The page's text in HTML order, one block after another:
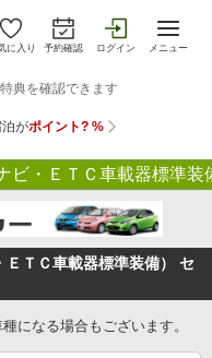
に入り 予約確認 ログイン メニュー
ビ・ＥＴＣ車載器標準装
ＴＣ車載器標準装備） セ
になる場合もございます。